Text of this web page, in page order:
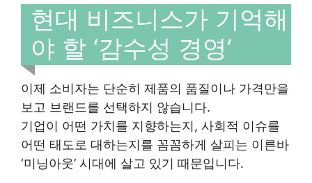
현대 비즈니스가 기억해
야 할 ‘감수성 경영’
이제 소비자는 단순히 제품의 품질이나 가격만을
보고 브랜드를 선택하지 않습니다.
기업이 어떤 가치를 지향하는지, 사회적 이슈를
어떤 태도로 대하는지를 꼼꼼하게 살피는 이른바
‘미닝아웃’ 시대에 살고 있기 때문입니다.